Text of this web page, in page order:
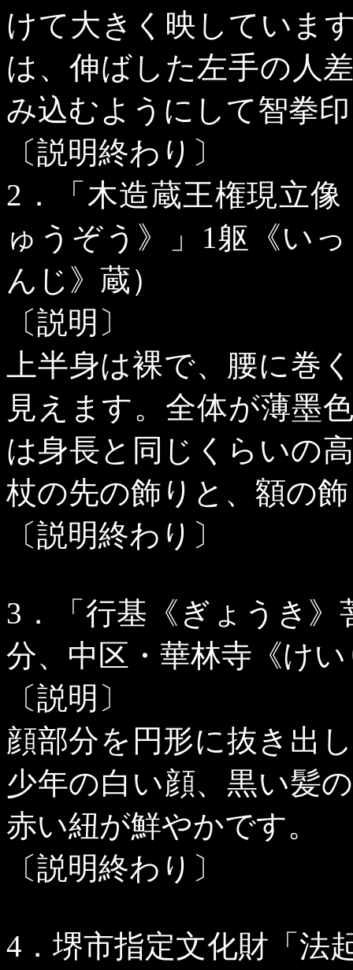
けて大きく映していま
は、伸ばした左手の人
み込むようにして智拳
〔説明終わり〕
2 ．「木造蔵王権現立
ゅうぞう》」 1躯《い
んじ》蔵）
〔説明〕
上半身は裸で、腰に巻
見えます。全体が薄墨
は身長と同じくらいの
杖の先の飾りと、額の
〔説明終わり〕
3 ．「行基《ぎょうき
分、中区・華林寺《け
〔説明〕
顔部分を円形に抜き出
少年の白い顔、黒い髪
赤い紐が鮮やかです。
〔説明終わり〕
4 ．堺市指定文化財「